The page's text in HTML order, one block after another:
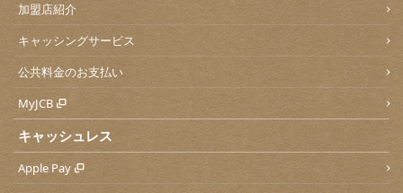
加盟店紹介
キャッシングサービス
公共料金のお支払い
MyJCB
キャッシュレス
Apple Pay